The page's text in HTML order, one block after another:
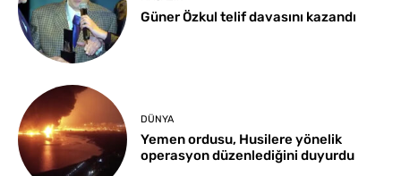
Güner Özkul telif davasını kazandı
DÜNYA
Yemen ordusu, Husilere yönelik
operasyon düzenlediğini duyurdu